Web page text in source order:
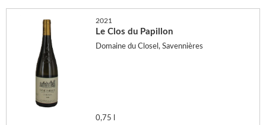
2021
Le Clos du Papillon
Domaine du Closel, Savennières
0,75 l